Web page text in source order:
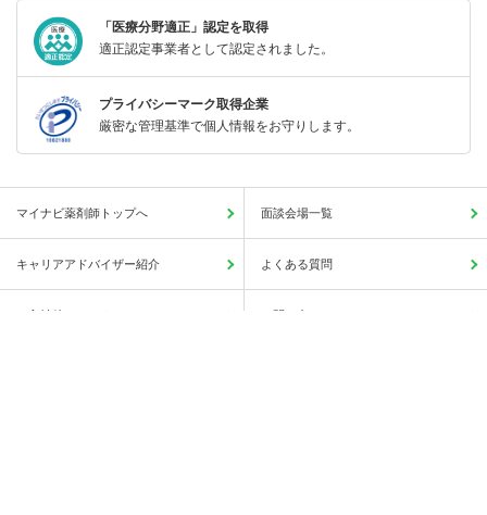
「医療分野適正」認定を取得
適正認定事業者として認定されました。
プライバシーマーク取得企業
厳密な管理基準で個人情報をお守りします。
マイナビ薬剤師トップへ 面談会場一覧
キャリアアドバイザー紹介 よくある質問
ご入社後のアフターフォロー お問い合わせ